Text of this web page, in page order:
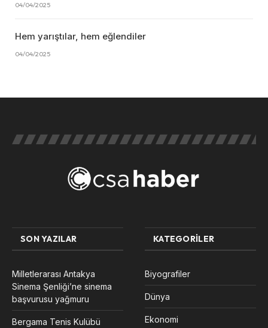
04/04/2025
Hem yarıştılar, hem eğlendiler
04/04/2025
SON YAZILAR
Milletlerarası Antakya
Sinema Şenliği’ne sinema
başvurusu yağmuru
Bergama Tenis Kulübü
KATEGORILER
Biyografiler
Dünya
Ekonomi